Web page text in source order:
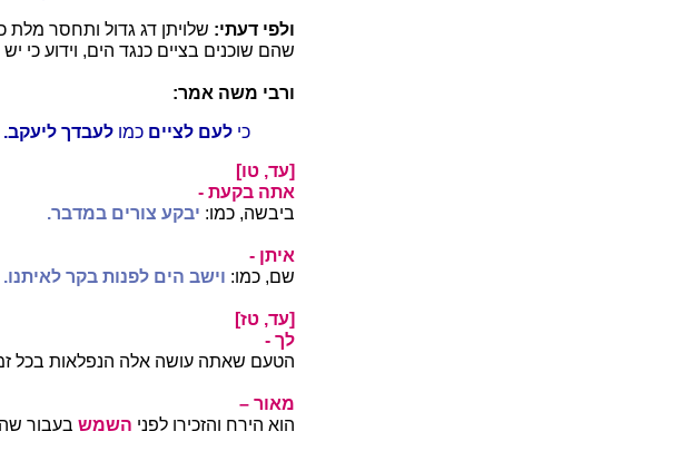
ולפי דעתי: שלויתן דג גדול ותחסר מלת
שהם שוכנים בציים כנגד הים, וידוע כי
ורבי משה אמר:
כי לעם לציים כמו לעבדך ליעקב.
[עד, טו]
אתה בקעת -
ביבשה, כמו: יבקע צורים במדבר.
איתן -
שם, כמו: וישב הים לפנות בקר לאיתנו.
[עד, טז]
לך -
הטעם שאתה עושה אלה הנפלאות בכל
מאור –
הוא הירח והזכירו לפני השמש בעבור